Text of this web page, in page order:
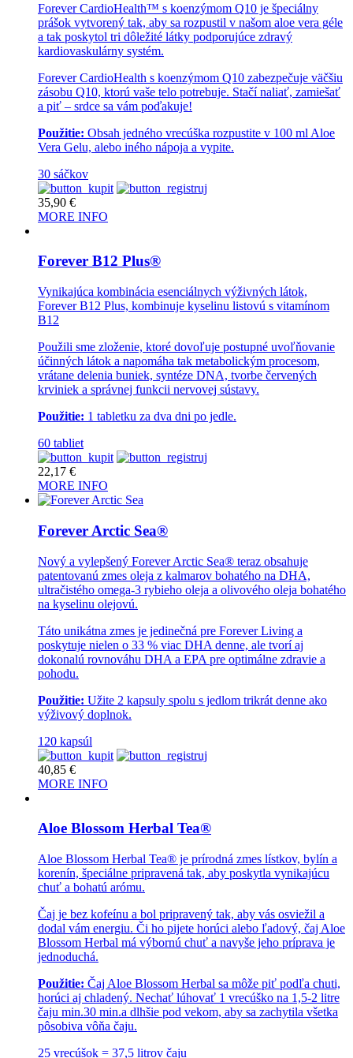
Forever CardioHealth™ s koenzýmom Q10 je špeciálny
prášok vytvorený tak, aby sa rozpustil v našom aloe vera géle
a tak poskytol tri dôležité látky podporujúce zdravý
kardiovaskulárny systém.
Forever CardioHealth s koenzýmom Q10 zabezpečuje väčšiu
zásobu Q10, ktorú vaše telo potrebuje. Stačí naliať, zamiešať
a piť – srdce sa vám poďakuje!
Použitie: Obsah jedného vrecúška rozpustite v 100 ml Aloe
Vera Gelu, alebo iného nápoja a vypite.
30 sáčkov
35,90 €
MORE INFO
Forever B12 Plus®
Vynikajúca kombinácia esenciálnych výživných látok,
Forever B12 Plus, kombinuje kyselinu listovú s vitamínom
B12
Použili sme zloženie, ktoré dovoľuje postupné uvoľňovanie
účinných látok a napomáha tak metabolickým procesom,
vrátane delenia buniek, syntéze DNA, tvorbe červených
krviniek a správnej funkcii nervovej sústavy.
Použitie: 1 tabletku za dva dni po jedle.
60 tabliet
22,17 €
MORE INFO
Forever Arctic Sea®
Nový a vylepšený Forever Arctic Sea® teraz obsahuje
patentovanú zmes oleja z kalmarov bohatého na DHA,
ultračistého omega-3 rybieho oleja a olivového oleja bohatého
na kyselinu olejovú.
Táto unikátna zmes je jedinečná pre Forever Living a
poskytuje nielen o 33 % viac DHA denne, ale tvorí aj
dokonalú rovnováhu DHA a EPA pre optimálne zdravie a
pohodu.
Použitie: Užite 2 kapsuly spolu s jedlom trikrát denne ako
výživový doplnok.
120 kapsúl
40,85 €
MORE INFO
Aloe Blossom Herbal Tea®
Aloe Blossom Herbal Tea® je prírodná zmes lístkov, bylín a
korenín, špeciálne pripravená tak, aby poskytla vynikajúcu
chuť a bohatú arómu.
Čaj je bez kofeínu a bol pripravený tak, aby vás osviežil a
dodal vám energiu. Či ho pijete horúci alebo ľadový, čaj Aloe
Blossom Herbal má výbornú chuť a navyše jeho príprava je
jednoduchá.
Použitie: Čaj Aloe Blossom Herbal sa môže piť podľa chuti,
horúci aj chladený. Nechať lúhovať 1 vrecúško na 1,5-2 litre
čaju min.30 min.a dlhšie pod vekom, aby sa zachytila všetka
pôsobiva vôňa čaju.
25 vrecúšok = 37,5 litrov čaju